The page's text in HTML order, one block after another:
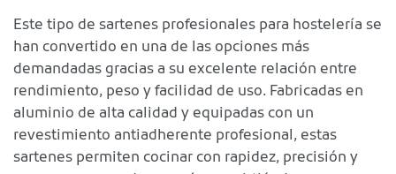
Este tipo de sartenes profesionales para hostelería se
han convertido en una de las opciones más
demandadas gracias a su excelente relación entre
rendimiento, peso y facilidad de uso. Fabricadas en
aluminio de alta calidad y equipadas con un
revestimiento antiadherente profesional, estas
sartenes permiten cocinar con rapidez, precisión y